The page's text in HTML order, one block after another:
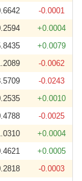
-0.0001
+0.0004
+0.0079
-0.0062
-0.0243
+0.0010
-0.0025
+0.0004
+0.0005
-0.0003